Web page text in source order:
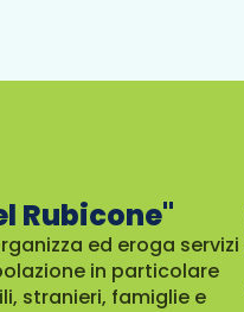
Rubicone"
ed eroga servizi
in particolare
stranieri, famiglie e